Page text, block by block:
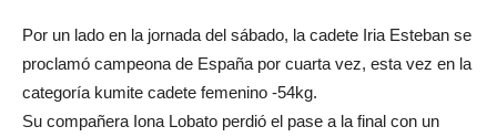
Por un lado en la jornada del sábado, la cadete Iria Esteban se
proclamó campeona de España por cuarta vez, esta vez en la
categoría kumite cadete femenino -54kg.
Su compañera Iona Lobato perdió el pase a la final con un